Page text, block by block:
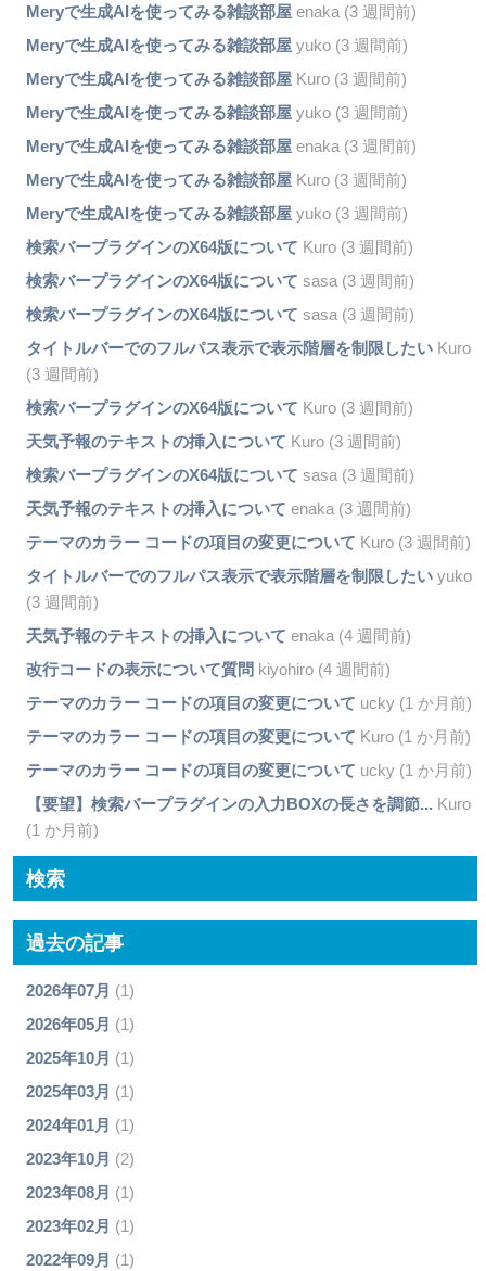
Meryで生成AIを使ってみる雑談部屋enaka (3 週間前)
Meryで生成AIを使ってみる雑談部屋yuko (3 週間前)
Meryで生成AIを使ってみる雑談部屋Kuro (3 週間前)
Meryで生成AIを使ってみる雑談部屋yuko (3 週間前)
Meryで生成AIを使ってみる雑談部屋enaka (3 週間前)
Meryで生成AIを使ってみる雑談部屋Kuro (3 週間前)
Meryで生成AIを使ってみる雑談部屋yuko (3 週間前)
検索バープラグインのX64版について Kuro (3 週間前)
検索バープラグインのX64版について sasa (3 週間前)
検索バープラグインのX64版について sasa (3 週間前)
タイトルバーでのフルパス表示で表示階層を制限したいKuro
(3 週間前)
検索バープラグインのX64版について Kuro (3 週間前)
天気予報のテキストの挿入について Kuro (3 週間前)
検索バープラグインのX64版について sasa (3 週間前)
天気予報のテキストの挿入について enaka (3 週間前)
テーマのカラー コードの項目の変更について Kuro (3 週間前)
タイトルバーでのフルパス表示で表示階層を制限したいyuko
(3 週間前)
天気予報のテキストの挿入について enaka (4 週間前)
改行コードの表示について質問 kiyohiro (4 週間前)
テーマのカラー コードの項目の変更について ucky (1 か月前)
テーマのカラー コードの項目の変更について Kuro (1 か月前)
テーマのカラー コードの項目の変更について ucky (1 か月前)
【要望】検索バープラグインの入力BOXの長さを調節... Kuro
(1 か月前)
検索
過去の記事
2026年07月 (1)
2026年05月 (1)
2025年10月 (1)
2025年03月 (1)
2024年01月 (1)
2023年10月 (2)
2023年08月 (1)
2023年02月 (1)
2022年09月 (1)